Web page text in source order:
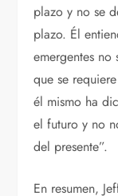
plazo y no se
plazo. Él
emergentes
que se
él mismo ha
el futuro y no
del presente”.
En resumen,